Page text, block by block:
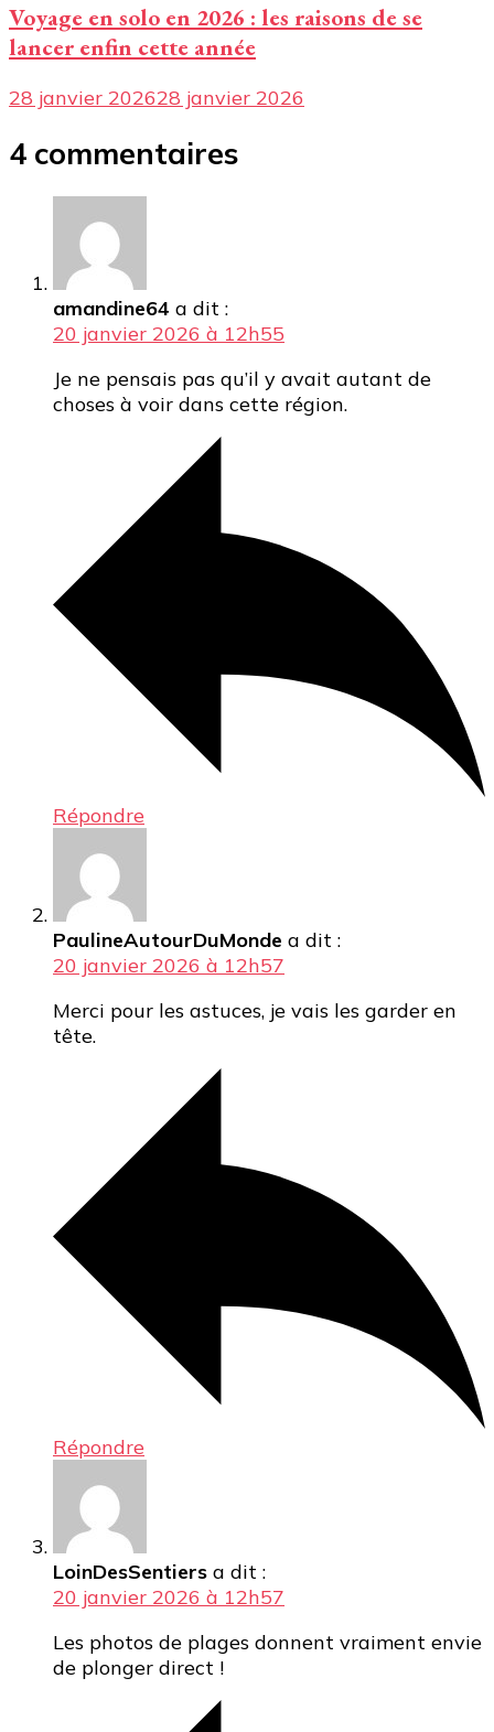
Voyage en solo en 2026 : les raisons de se
lancer enfin cette année
28 janvier 202628 janvier 2026
4 commentaires
amandine64 a dit :
20 janvier 2026 à 12h55
Je ne pensais pas qu’il y avait autant de
choses à voir dans cette région.
Répondre
PaulineAutourDuMonde a dit :
20 janvier 2026 à 12h57
Merci pour les astuces, je vais les garder en
tête.
Répondre
LoinDesSentiers a dit :
20 janvier 2026 à 12h57
Les photos de plages donnent vraiment envie
de plonger direct !